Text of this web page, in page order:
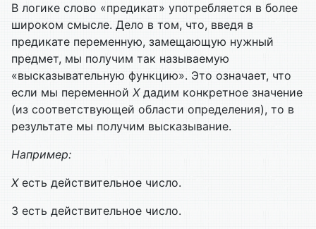
В логике слово «предикат» употребляется в более
широком смыс­ле. Дело в том, что, введя в
предикате переменную, замещающую нуж­ный
предмет, мы получим так называемую
«высказывательную функцию». Это означает, что
если мы переменной Хдадим конкретное значение
(из соответствующей области определения), то в
результате мы получим высказывание.
Например:
Хесть действительное число.
3 есть действительное число.